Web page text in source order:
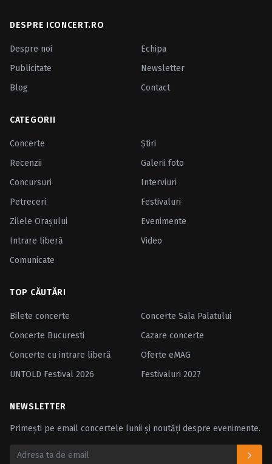
DESPRE ICONCERT.RO
Despre noi
Echipa
Publicitate
Newsletter
Blog
Contact
CATEGORII
Concerte
Ştiri
Recenzii
Galerii foto
Concursuri
Interviuri
Petreceri
Festivaluri
Zilele Oraşului
Evenimente
Intrare liberă
Video
Comunicate
TOP CĂUTĂRI
Bilete concerte
Concerte Sala Palatului
Concerte Bucuresti
Cazare concerte
Concerte cu intrare liberă
Oferte eMAG
UNTOLD Festival 2026
Festivaluri 2027
NEWSLETTER
Primești pe email concertele lunii și noutăți despre evenimente.